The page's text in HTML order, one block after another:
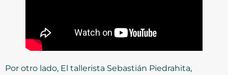
Por otro lado, El tallerista Sebastián Piedrahita,